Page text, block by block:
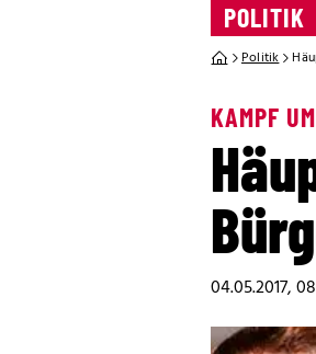
POLITIK
Politik
KAMPF
04.05.2017,